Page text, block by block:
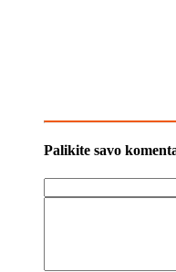
Palikite savo